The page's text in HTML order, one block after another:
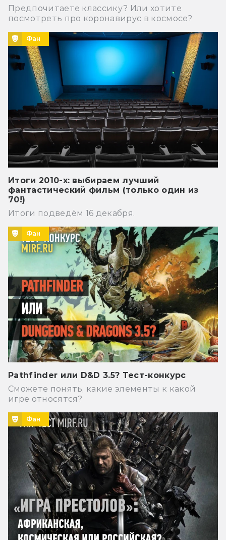
Предпочитаете классику? Или хотите
посмотреть про коронавирус в космосе?
Фан
Итоги 2010-х: выбираем лучший
фантастический фильм (только один из
70!)
Итоги подведём 16 декабря.
Фан
Pathfinder или D&D 3.5? Тест-конкурс
Сможете понять, какие элементы к какой
игре относятся?
Фан